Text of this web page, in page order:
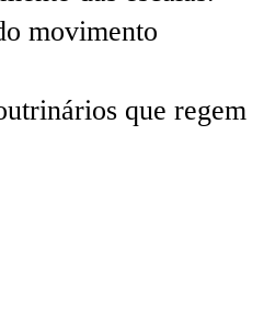
movimento
que regem